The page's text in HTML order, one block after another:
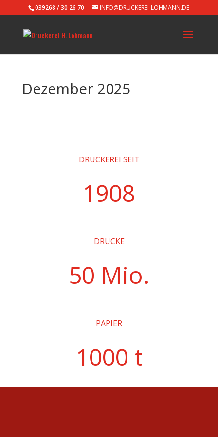
039268 / 30 26 70 INFO@DRUCKEREI-LOHMANN.DE
Dezember 2025
DRUCKEREI SEIT
1908
DRUCKE
50 Mio.
PAPIER
1000 t